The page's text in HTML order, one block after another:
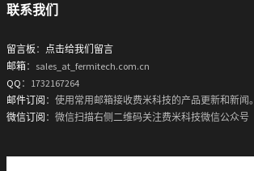
联系我们
留言板 ： 点击给我们留言
邮箱：sales_at_fermitech.com.cn
QQ ：1732167264
邮件订阅 ：使用常用邮箱接收费米科技的产品更新和新闻。
微信订阅 ：微信扫描右侧二维码关注费米科技微信公众号